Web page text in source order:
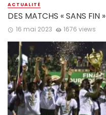
ACTUALITÉ
DES MATCHS « SANS FIN »
16 mai 2023 1676 views